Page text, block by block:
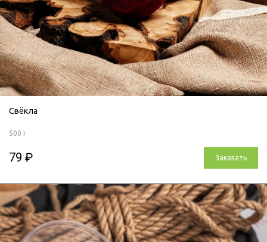
Свёкла
500 г
79 ₽ Заказать